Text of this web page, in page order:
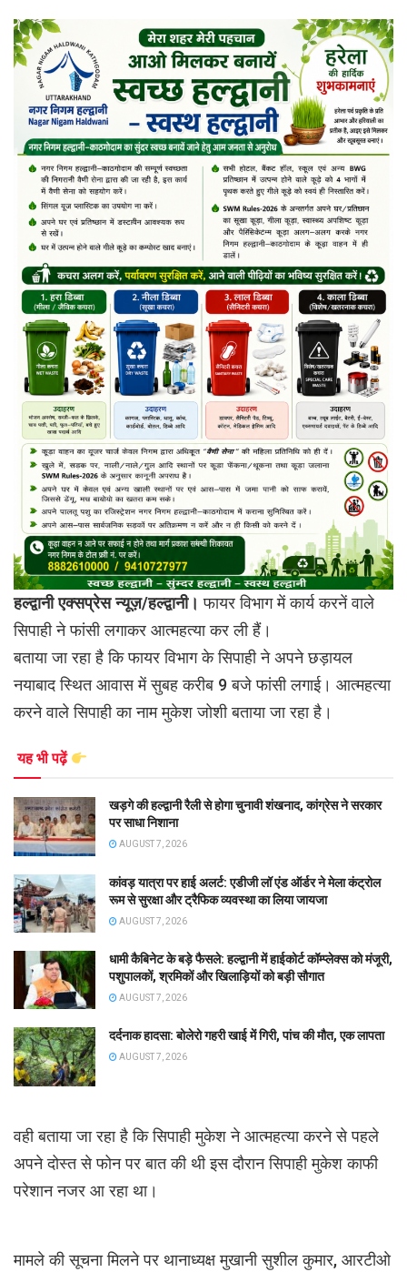
हल्द्वानी एक्सप्रेस न्यूज़/हल्द्वानी।फायर विभाग में कार्य करनें वाले
सिपाही ने फांसी लगाकर आत्महत्या कर ली हैं।
बताया जा रहा है कि फायर विभाग के सिपाही ने अपने छड़ायल
नयाबाद स्थित आवास में सुबह करीब 9 बजे फांसी लगाई। आत्महत्या
करने वाले सिपाही का नाम मुकेश जोशी बताया जा रहा है।
यह भी पढ़ें
खड़गे की हल्द्वानी रैली से होगा चुनावी शंखनाद, कांग्रेस ने सरकार
पर साधा निशाना
AUGUST 7, 2026
कांवड़ यात्रा पर हाई अलर्ट: एडीजी लॉ एंड ऑर्डर ने मेला कंट्रोल
रूम से सुरक्षा और ट्रैफिक व्यवस्था का लिया जायजा
AUGUST 7, 2026
धामी कैबिनेट के बड़े फैसले: हल्द्वानी में हाईकोर्ट कॉम्प्लेक्स को मंजूरी,
पशुपालकों, श्रमिकों और खिलाड़ियों को बड़ी सौगात
AUGUST 7, 2026
दर्दनाक हादसा: बोलेरो गहरी खाई में गिरी, पांच की मौत, एक लापता
AUGUST 7, 2026
वही बताया जा रहा है कि सिपाही मुकेश ने आत्महत्या करने से पहले
अपने दोस्त से फोन पर बात की थी इस दौरान सिपाही मुकेश काफी
परेशान नजर आ रहा था।
मामले की सूचना मिलने पर थानाध्यक्ष मुखानी सुशील कुमार, आरटीओ